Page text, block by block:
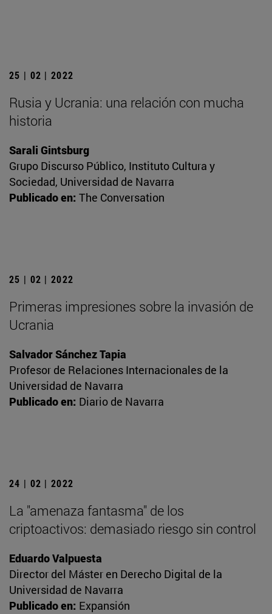
25 | 02 | 2022
Rusia y Ucrania: una relación con mucha
historia
Sarali Gintsburg
Grupo Discurso Público, Instituto Cultura y
Sociedad, Universidad de Navarra
Publicado en: The Conversation
25 | 02 | 2022
Primeras impresiones sobre la invasión de
Ucrania
Salvador Sánchez Tapia
Profesor de Relaciones Internacionales de la
Universidad de Navarra
Publicado en: Diario de Navarra
24 | 02 | 2022
La "amenaza fantasma" de los
criptoactivos: demasiado riesgo sin control
Eduardo Valpuesta
Director del Máster en Derecho Digital de la
Universidad de Navarra
Publicado en: Expansión